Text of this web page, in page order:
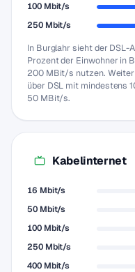
100 Mbit/s
250 Mbit/s
In Burglahr sieht der DSL-
Prozent der Einwohner in
200 MBit/s nutzen.
über DSL mit mindestens
50 MBit/s.
Kabelinternet
16 Mbit/s
50 Mbit/s
100 Mbit/s
250 Mbit/s
400 Mbit/s